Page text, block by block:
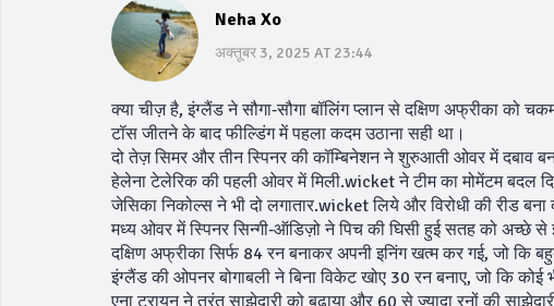
Neha Xo
अक्तूबर 3, 2025 AT 23:44
क्या चीज़ है, इंग्लैंड ने सौगा‑सौगा बॉलिंग प्लान से दक्षिण अफ्रीका को
टॉस जीतने के बाद फील्डिंग में पहला कदम उठाना सही था।
दो तेज़ सिमर और तीन स्पिनर की कॉम्बिनेशन ने शुरुआती ओवर में दबाव
हेलेना टेलेरिक की पहली ओवर में मिली.wicket ने टीम का मोमेंटम बदल
जेसिका निकोल्स ने भी दो लगातार.wicket लिये और विरोधी की रीड बना
मध्य ओवर में स्पिनर सिन्गी‑ऑडिज़ो ने पिच की घिसी हुई सतह को अच्छे से
दक्षिण अफ्रीका सिर्फ 84 रन बनाकर अपनी इनिंग खत्म कर गई, जो कि
इंग्लैंड की ओपनर बोगाबली ने बिना विकेट खोए 30 रन बनाए, जो कि कोई
एना ट्रायन ने तुरंत साझेदारी को बढ़ाया और 60 से ज्यादा रनों की